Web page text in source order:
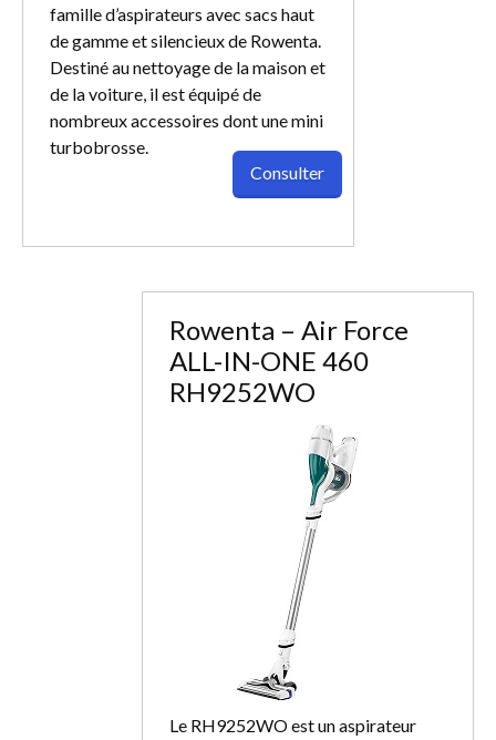
famille d’aspirateurs avec sacs haut
de gamme et silencieux de Rowenta.
Destiné au nettoyage de la maison et
de la voiture, il est équipé de
nombreux accessoires dont une mini
turbobrosse.
Consulter
Rowenta – Air Force
ALL-IN-ONE 460
RH9252WO
Le RH9252WO est un aspirateur